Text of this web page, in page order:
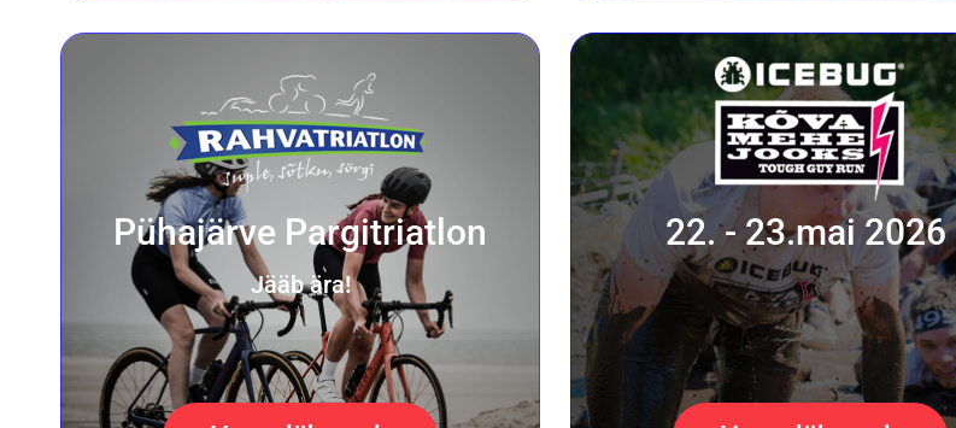
Pühajärve Pargitriatlon
Jääb ära!
22. - 23.mai 2026